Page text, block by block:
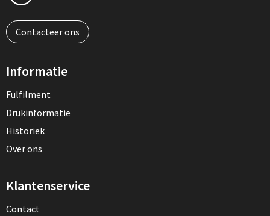
Contacteer ons
Informatie
Fulfilment
Drukinformatie
Historiek
Over ons
Klantenservice
Contact